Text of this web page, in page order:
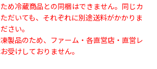
め冷蔵商品との同梱はできません。同じカ
だいても、それぞれに別途送料がかかりま
さい。
製品のため、ファーム・各直営店・直営レ
受けしておりません。